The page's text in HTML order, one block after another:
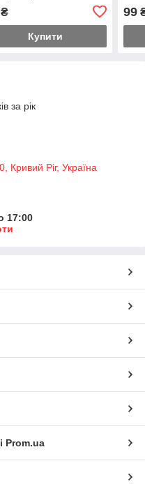
Купити
99
за рік
Кривий Ріг, Україна
17:00
Prom.ua